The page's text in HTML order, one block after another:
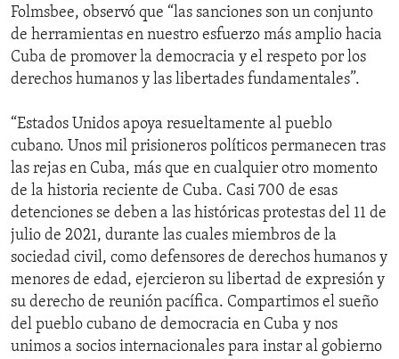
Folmsbee, observó que “las sanciones son un conjunto
de herramientas en nuestro esfuerzo más amplio hacia
Cuba de promover la democracia y el respeto por los
derechos humanos y las libertades fundamentales”.
“Estados Unidos apoya resueltamente al pueblo
cubano. Unos mil prisioneros políticos permanecen tras
las rejas en Cuba, más que en cualquier otro momento
de la historia reciente de Cuba. Casi 700 de esas
detenciones se deben a las históricas protestas del 11 de
julio de 2021, durante las cuales miembros de la
sociedad civil, como defensores de derechos humanos y
menores de edad, ejercieron su libertad de expresión y
su derecho de reunión pacífica. Compartimos el sueño
del pueblo cubano de democracia en Cuba y nos
unimos a socios internacionales para instar al gobierno